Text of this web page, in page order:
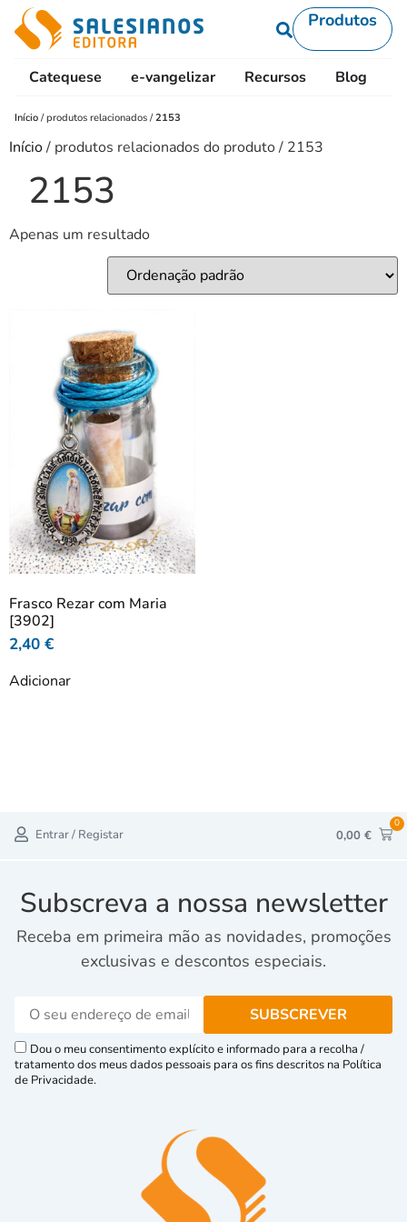
Produtos
Catequese e-vangelizar Recursos Blog
Início /produtos relacionados /2153
Início/ produtos relacionados do produto / 2153
2153
Apenas um resultado
Frasco Rezar com Maria
[3902]
2,40 €
Adicionar
Entrar / Registar 0,00 €
0
Subscreva a nossa newsletter
Receba em primeira mão as novidades, promoções
exclusivas e descontos especiais.
Dou o meu consentimento explícito e informado para a recolha /
tratamento dos meus dados pessoais para os fins descritos na Política
de Privacidade.